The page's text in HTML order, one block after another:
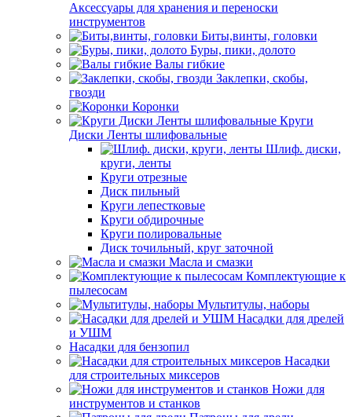
Аксессуары для хранения и переноски
инструментов
Биты,винты, головки
Буры, пики, долото
Валы гибкие
Заклепки, скобы,
гвозди
Коронки
Круги
Диски Ленты шлифовальные
Шлиф. диски,
круги, ленты
Круги отрезные
Диск пильный
Круги лепестковые
Круги обдирочные
Круги полировальные
Диск точильный, круг заточной
Масла и смазки
Комплектующие к
пылесосам
Мультитулы, наборы
Насадки для дрелей
и УШМ
Насадки для бензопил
Насадки
для строительных миксеров
Ножи для
инструментов и станков